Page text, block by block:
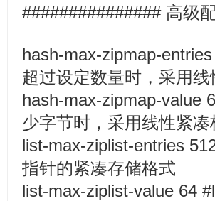
############### 高级
hash-max-zipmap-
超过设定数量时，采用
hash-max-zipmap-value
少字节时，采用线性紧
list-max-ziplist-entries
指针的紧凑存储格式
list-max-ziplist-value 64